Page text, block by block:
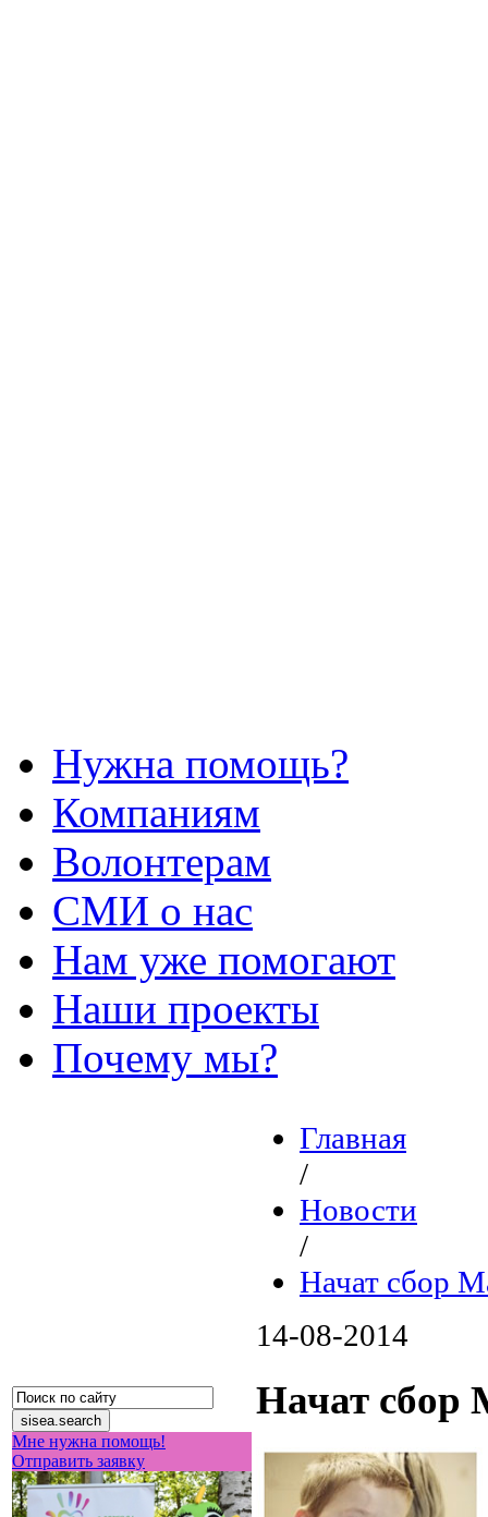
Нужна помощь?
Компаниям
Волонтерам
СМИ о нас
Нам уже помогают
Наши проекты
Почему мы?
Мне нужна помощь!
Отправить заявку
Главная
/
Новости
/
Начат сбор
14-08-2014
Начат сбор